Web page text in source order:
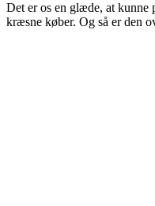
Det er os en glæde, at kunne
kræsne køber. Og så er den